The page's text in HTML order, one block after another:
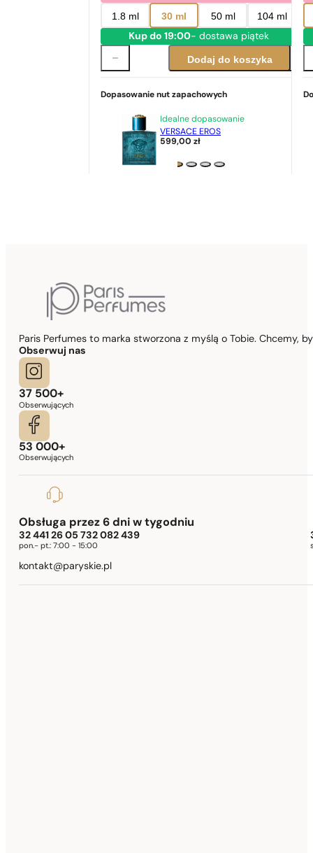
1.8 ml 30 ml 50 ml 104 ml
Kup do 19:00- dostawa piątek
Dodaj do koszyka
Dopasowanie nut zapachowych
Idealne dopasowanie
VERSACE EROS
599,00zł
Paris Perfumes to marka stworzona z myślą o Tobie. Chcemy,
Obserwuj nas
37 500+
Obserwujących
53 000+
Obserwujących
Obsługa przez 6 dni w tygodniu
32 441 26 05 732 082 439
pon.- pt.: 7:00 - 15:00
kontakt@paryskie.pl